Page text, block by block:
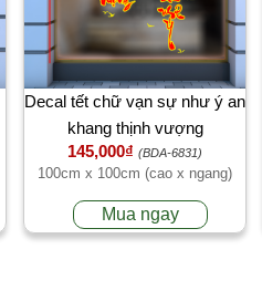
Decal tết chữ vạn sự như ý an
khang thịnh vượng
145,000₫ (BDA-6831)
100cm x 100cm (cao x ngang)
Mua ngay